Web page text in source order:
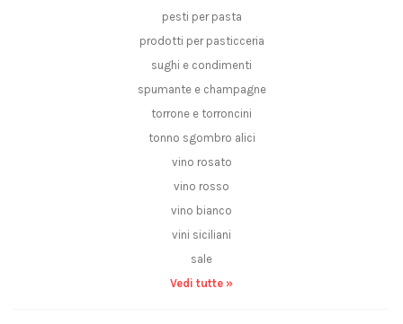
pesti per pasta
prodotti per pasticceria
sughi e condimenti
spumante e champagne
torrone e torroncini
tonno sgombro alici
vino rosato
vino rosso
vino bianco
vini siciliani
sale
Vedi tutte »